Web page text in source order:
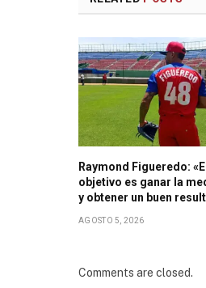
Raymond Figueredo:
objetivo es ganar la
y obtener un buen
AGOSTO 5, 2026
Comments are closed.